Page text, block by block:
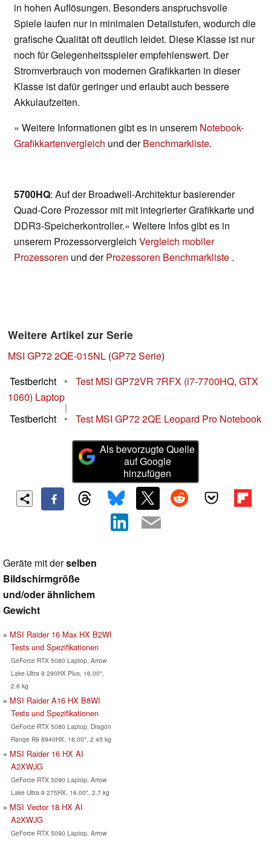
in hohen Auflösungen. Besonders anspruchsvolle
Spiele laufen nur in minimalen Detailstufen, wodurch die
grafische Qualität oft deutlich leidet. Diese Klasse ist nur
noch für Gelegenheitsspieler empfehlenswert. Der
Stromverbrauch von modernen Grafikkarten in dieser
Klasse ist dafür geringer und erlaubt auch bessere
Akkulaufzeiten.
» Weitere Informationen gibt es in unserem Notebook-
Grafikkartenvergleich und derBenchmarkliste.
5700HQ: Auf der Broadwell-Architektur basierender
Quad-Core Prozessor mit mit integrierter Grafikkarte und
DDR3-Speicherkontroller.» Weitere Infos gibt es in
unserem Prozessorvergleich Vergleich mobiler
Prozessoren und derProzessoren Benchmarkliste .
Weitere Artikel zur Serie
MSI GP72 2QE-015NL (GP72 Serie)
Testbericht
•
Test MSI GP72VR 7RFX (i7-7700HQ, GTX
1060) Laptop
|
Testbericht
• Test MSI GP72 2QE Leopard Pro Notebook
Als bevorzugte Quelle
auf Google
hinzufügen
Geräte mit derselben
Bildschirmgröße
und/oder ähnlichem
Gewicht
MSI Raider 16 Max HX B2WI
Tests und Spezifikationen
GeForce RTX 5080 Laptop, Arrow
Lake Ultra 9 290HX Plus, 16.00",
2.6 kg
MSI Raider A16 HX B8WI
Tests und Spezifikationen
GeForce RTX 5080 Laptop, Dragon
Range R9 8940HX, 16.00", 2.45 kg
MSI Raider 16 HX AI
A2XWJG
GeForce RTX 5090 Laptop, Arrow
Lake Ultra 9 275HX, 16.00", 2.7 kg
MSI Vector 18 HX AI
A2XWJG
GeForce RTX 5090 Laptop, Arrow